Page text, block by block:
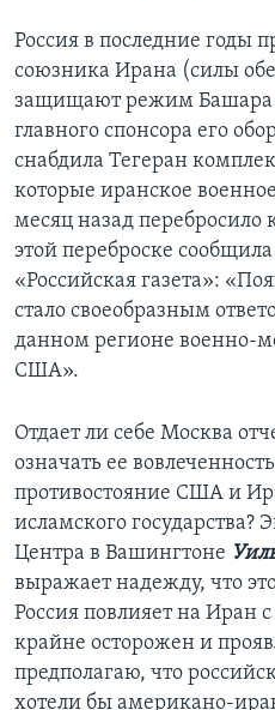
Россия в последние годы
союзника Ирана (силы
защищают режим Башара
главного спонсора его
снабдила Тегеран
которые иранское
месяц назад перебросило
этой переброске
«Российская газета»:
стало своеобразным
данном регионе военно-
США».
Отдает ли себе Москва
означать ее
противостояние США и
исламского государства?
Центра в Вашингтоне
выражает надежду, что
Россия повлияет на Иран
крайне осторожен и
предполагаю, что
хотели бы американо-